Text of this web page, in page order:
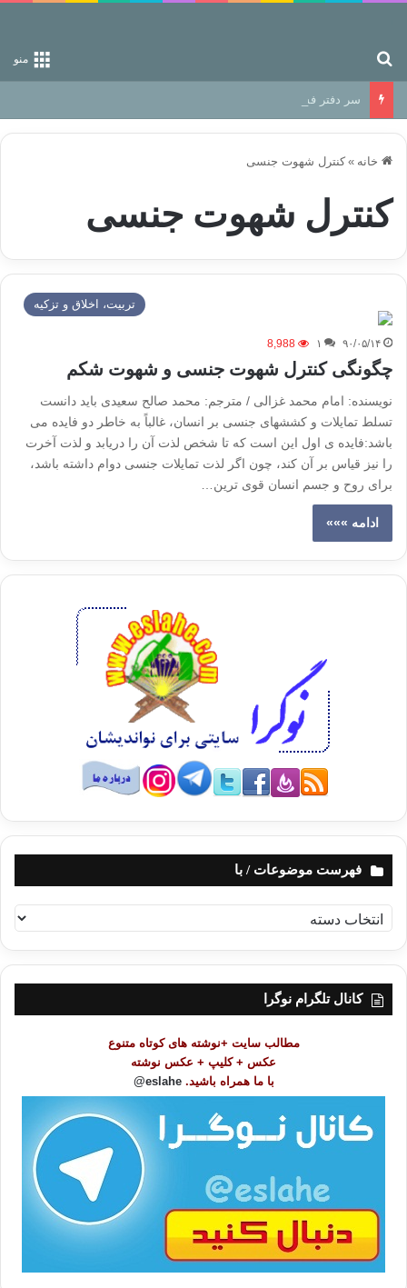
منو
سر دفتر فساد در زمین‌، دوری وکناره‌گیری از راه خداست‌!
خانه » کنترل شهوت جنسی
کنترل شهوت جنسی
تربیت، اخلاق و تزکیه
۹۰/۰۵/۱۴ ۱ 8,988
چگونگی کنترل شهوت جنسی و شهوت شکم
نویسنده: امام محمد غزالی / مترجم: محمد صالح سعیدی باید دانست
تسلط تمایلات و کشش­های جنسی بر انسان، غالباً به خاطر دو فایده می
باشد:فایده ی اول این است که تا شخص لذت آن را دریابد و لذت آخرت
را نیز قیاس بر آن کند، چون اگر لذت تمایلات جنسی دوام داشته باشد،
برای روح و جسم انسان قوی ترین…
ادامه »»»
فهرست موضوعات / با
ه
ر
کانال تلگرام نوگرا
مطالب سایت +نوشته های کوتاه متنوع
عکس + کلیپ + عکس نوشته
با ما همراه باشید. eslahe@